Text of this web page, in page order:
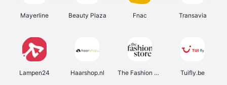
Mayerline Beauty Plaza Fnac Transavia
Lampen24 Haarshop.nl The Fashion Store Tuifly.be